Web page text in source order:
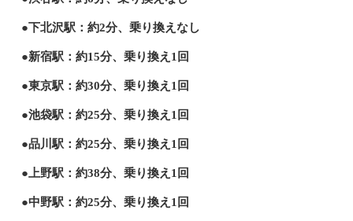
●下北沢駅：約2分、乗り換えなし
●新宿駅：約15分、乗り換え1回
●東京駅：約30分、乗り換え1回
●池袋駅：約25分、乗り換え1回
●品川駅：約25分、乗り換え1回
●上野駅：約38分、乗り換え1回
●中野駅：約25分、乗り換え1回